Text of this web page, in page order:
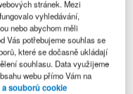
jednotlivce. Veškeré
a využívány pouze
předpisy o
podniká veškeré
Podrobná
naleznete na
stránek. Mezi
vyhledávání,
nebo abychom měli
Vás potřebujeme souhlas se
které se dočasně ukládají
souhlasu. Data využijeme
webu přímo Vám na
souborů cookie